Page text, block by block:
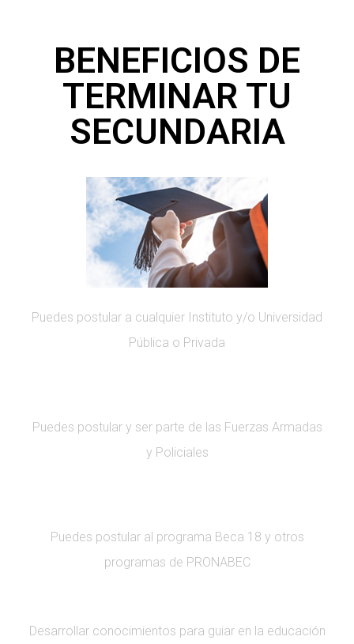
BENEFICIOS DE
TERMINAR TU
SECUNDARIA
Puedes postular a cualquier Instituto y/o Universidad
Pública o Privada
Puedes postular y ser parte de las Fuerzas Armadas
y Policiales
Puedes postular al programa Beca 18 y otros
programas de PRONABEC
Desarrollar conocimientos para guiar en la educación